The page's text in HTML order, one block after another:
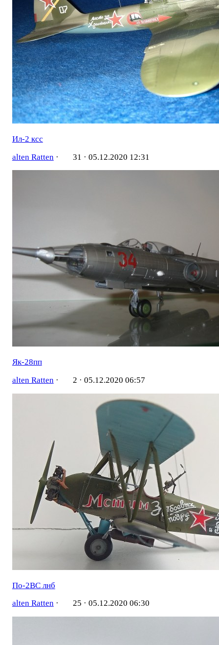
Ил-2 ксс
alten Ratten · 31 · 05.12.2020 12:31
Як-28пп
alten Ratten· 2 · 05.12.2020 06:57
По-2ВС лнб
alten Ratten· 25 · 05.12.2020 06:30